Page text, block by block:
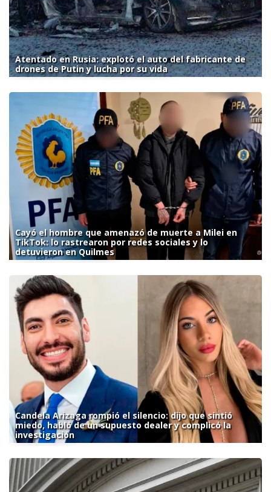
Atentado en Rusia: explotó el auto del fabricante de
drones de Putin y lucha por su vida
Cayó el hombre que amenazó de muerte a Milei en
TikTok: lo rastrearon por redes sociales y lo
detuvieron en Quilmes
Candela Arizaga rompió el silencio: dijo que sintió
miedo, habló de un supuesto dealer y complicó la
investigación